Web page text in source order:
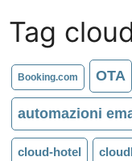
Tag
Booking.com OTA
automazioni
cloud-hotel